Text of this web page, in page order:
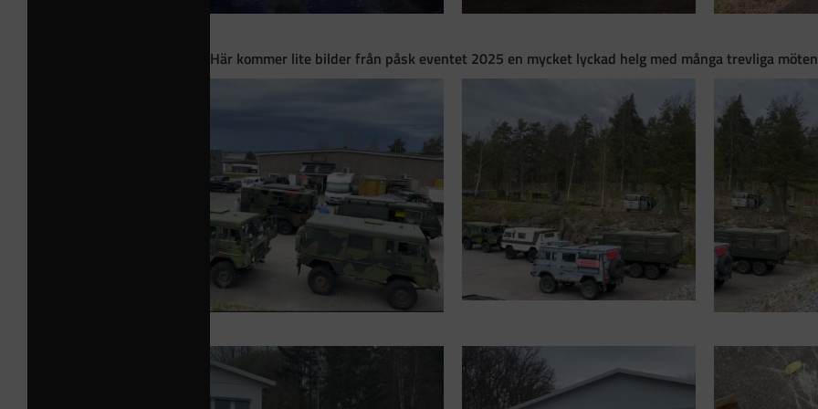
Här kommer lite bilder från påsk eventet 2025 en mycket lyckad helg med många trevliga